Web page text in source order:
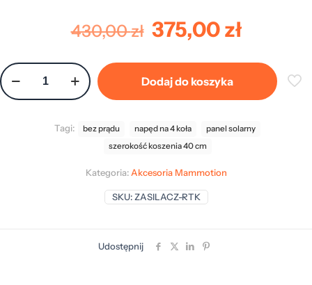
430,00zł Pierwotna
wynosiła:
430,00 zł.
375,00zł
375,00
ilość
Zasilacz
stacji
Dodaj do koszyka
SKU: ZASILACZ-RTK
Kategoria: Akcesoria Mammotion
Tagi: bez prądu napęd na 4 koła
panel solarny
szerokość koszenia 40 cm
Udostępnij